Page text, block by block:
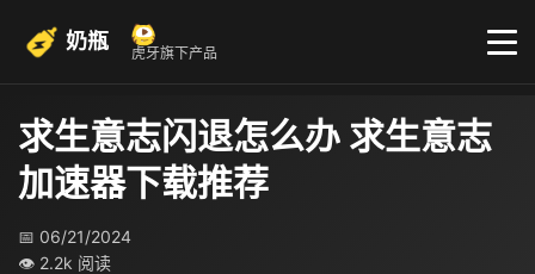
奶瓶 虎牙旗下产品
求生意志闪退怎么办 求生意志
加速器下载推荐
📅 06/21/2024
👁 2.2k 阅读